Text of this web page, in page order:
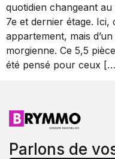
quotidien changeant
7e et dernier étage. Ici,
appartement, mais
morgienne. Ce 5,5
été pensé pour ceux
Parlons de